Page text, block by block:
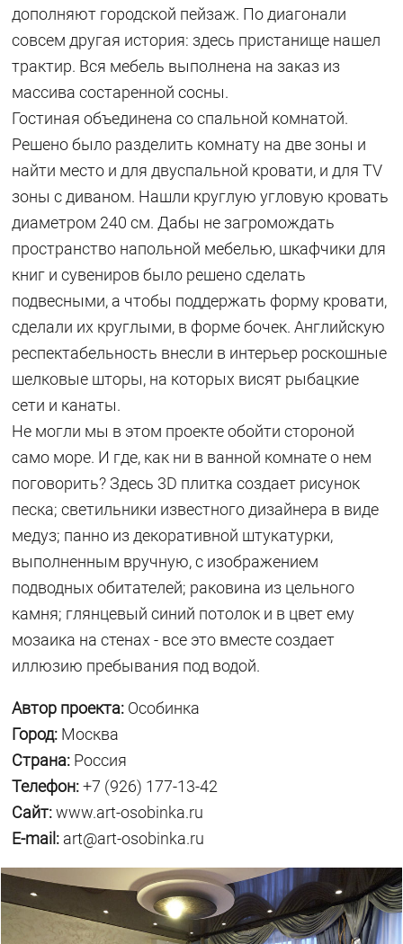
дополняют городской пейзаж. По диагонали
совсем другая история: здесь пристанище нашел
трактир. Вся мебель выполнена на заказ из
массива состаренной сосны.
Гостиная объединена со спальной комнатой.
Решено было разделить комнату на две зоны и
найти место и для двуспальной кровати, и для TV
зоны с диваном. Нашли круглую угловую кровать
диаметром 240 см. Дабы не загромождать
пространство напольной мебелью, шкафчики для
книг и сувениров было решено сделать
подвесными, а чтобы поддержать форму кровати,
сделали их круглыми, в форме бочек. Английскую
респектабельность внесли в интерьер роскошные
шелковые шторы, на которых висят рыбацкие
сети и канаты.
Не могли мы в этом проекте обойти стороной
само море. И где, как ни в ванной комнате о нем
поговорить? Здесь 3D плитка создает рисунок
песка; светильники известного дизайнера в виде
медуз; панно из декоративной штукатурки,
выполненным вручную, с изображением
подводных обитателей; раковина из цельного
камня; глянцевый синий потолок и в цвет ему
мозаика на стенах - все это вместе создает
иллюзию пребывания под водой.
Автор проекта: Особинка
Город: Москва
Страна: Россия
Телефон:+7 (926) 177-13-42
Сайт:www.art-osobinka.ru
E-mail: art@art-osobinka.ru